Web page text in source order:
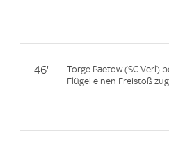
46'
Torge Paetow (SC Verl)
Flügel einen Freistoß